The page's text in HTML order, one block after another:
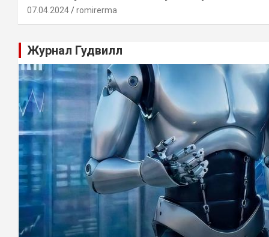
07.04.2024 romirerma
Журнал Гудвилл